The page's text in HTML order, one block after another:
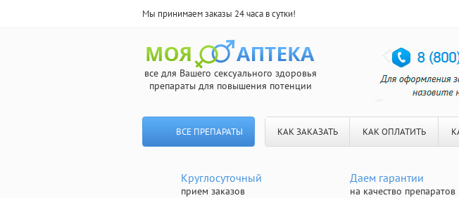
Мы принимаем заказы 24 часа в сутки!
все для Вашего сексуального здоровья
препараты для повышения потенции
ВСЕ ПРЕПАРАТЫ КАК ЗАКАЗАТЬ КАК ОПЛАТИТЬ
Круглосуточный
прием заказов
Даем гарантии
на качество препаратов